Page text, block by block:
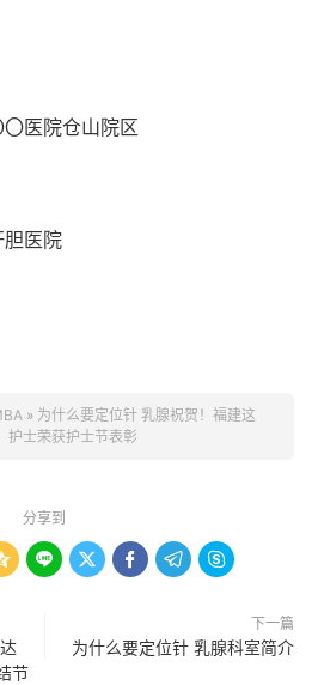
医院仓山院区
医院
» 为什么要定位针 乳腺祝贺！福建这
护士荣获护士节表彰
分享到
    
节
下一篇
为什么要定位针 乳腺科室简介